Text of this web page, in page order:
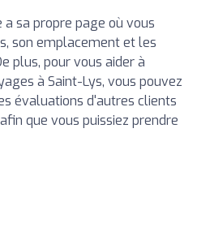
sa propre page où vous
son emplacement et les
plus, pour vous aider à
à Saint-Lys, vous pouvez
évaluations d'autres clients
que vous puissiez prendre